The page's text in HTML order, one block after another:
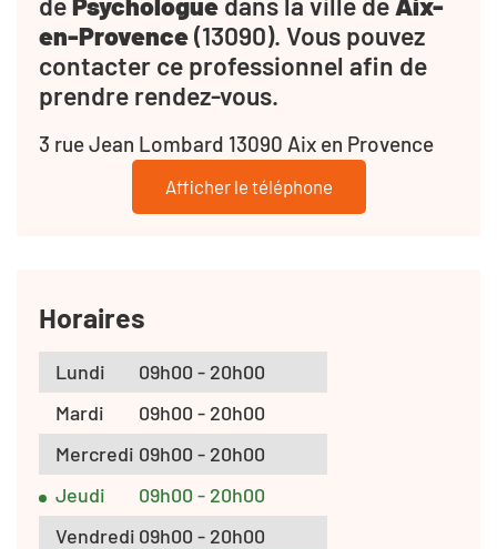
en-Provence(13090). Vous pouvez
contacter ce professionnel afin de
prendre rendez-vous.
3 rue Jean Lombard 13090 Aix en Provence
Afficher le téléphone
Horaires
Lundi
09h00 - 20h00
Mardi
09h00 - 20h00
Mercredi 09h00 - 20h00
Jeudi
09h00 - 20h00
Vendredi 09h00 - 20h00